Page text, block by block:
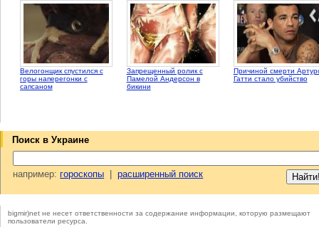
Велогонщик спустился с
горы наперегонки с
сапсаном
Запрещенный ролик с
Памелой Андерсон в
бикини
Причиной смерти
Гатти стало убийство
Поиск в Украине
например:гороскопы |расширенный поиск
bigmir)net не несет ответственности за содержание информации, которую размещают
пользователи ресурса.